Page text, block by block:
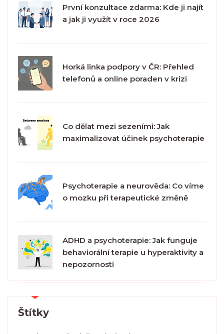
První konzultace zdarma: Kde ji najít
a jak ji využít v roce 2026
Horká linka podpory v ČR: Přehled
telefonů a online poraden v krizi
Co dělat mezi sezeními: Jak
maximalizovat účinek psychoterapie
Psychoterapie a neurověda: Co víme
o mozku při terapeutické změně
ADHD a psychoterapie: Jak funguje
behaviorální terapie u hyperaktivity a
nepozornosti
Štítky